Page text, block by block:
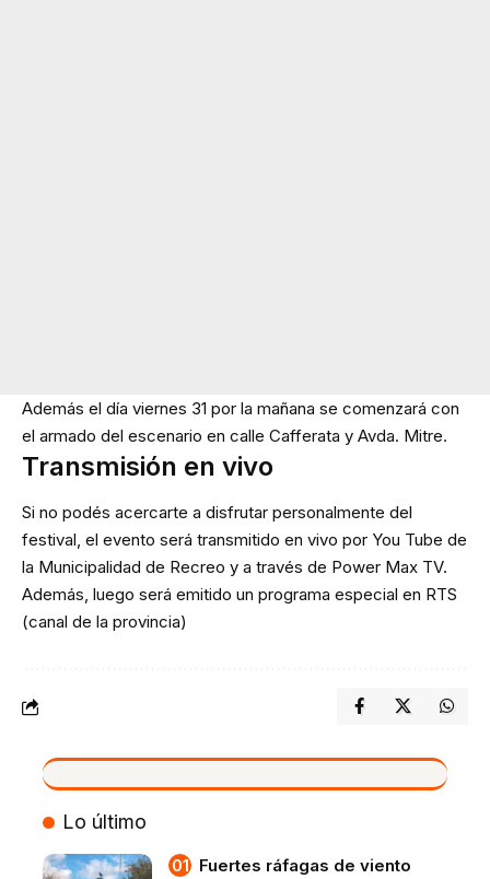
Además el día viernes 31 por la mañana se comenzará con
el armado del escenario en calle Cafferata y Avda. Mitre.
Transmisión en vivo
Si no podés acercarte a disfrutar personalmente del
festival, el evento será transmitido en vivo por You Tube de
la Municipalidad de Recreo y a través de Power Max TV.
Además, luego será emitido un programa especial en RTS
(canal de la provincia)
VIVO
Lo último
Fuertes ráfagas de viento